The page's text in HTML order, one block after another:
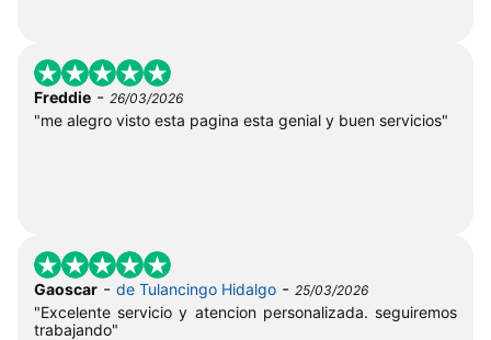
Freddie - 26/03/2026
"me alegro visto esta pagina esta genial y buen servicios"
Gaoscar - de Tulancingo Hidalgo - 25/03/2026
"Excelente servicio y atencion personalizada. seguiremos
trabajando"